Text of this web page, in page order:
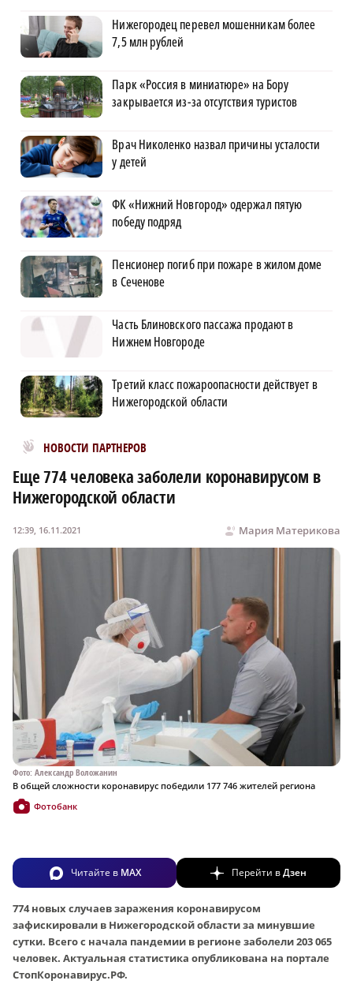
Нижегородец перевел мошенникам более
7,5 млн рублей
Парк «Россия в миниатюре» на Бору
закрывается из-за отсутствия туристов
Врач Николенко назвал причины усталости
у детей
ФК «Нижний Новгород» одержал пятую
победу подряд
Пенсионер погиб при пожаре в жилом доме
в Сеченове
Часть Блиновского пассажа продают в
Нижнем Новгороде
Третий класс пожароопасности действует в
Нижегородской области
НОВОСТИ ПАРТНЕРОВ
Новости МирТесен
Еще 774 человека заболели коронавирусом в
Нижегородской области
Мария Материкова
12:39, 16.11.2021
Фото: Александр Воложанин
В общей сложности коронавирус победили 177 746 жителей региона
Фотобанк
Читайте в MAX Перейти вДзен
774 новых случаев заражения коронавирусом
зафискировали в Нижегородской области за минувшие
сутки. Всего с начала пандемии в регионе заболели 203 065
человек. Актуальная статистика опубликована на портале
СтопКоронавирус.РФ.